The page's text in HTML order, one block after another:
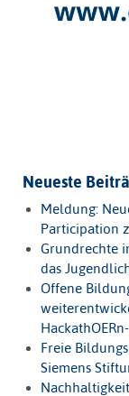
Neueste
Meldung:
Participation
Grundrechte
das
Offene
Freie
Siemens